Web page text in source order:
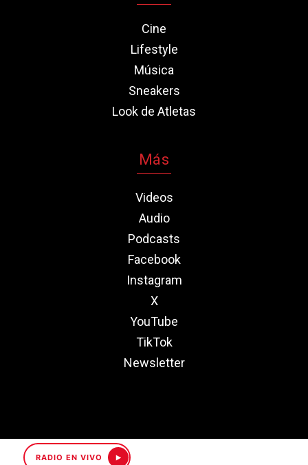
RADIO EN VIVO
Cine
Lifestyle
Música
Sneakers
Look de Atletas
Más
Videos
Audio
Podcasts
Facebook
Instagram
X
YouTube
TikTok
Newsletter